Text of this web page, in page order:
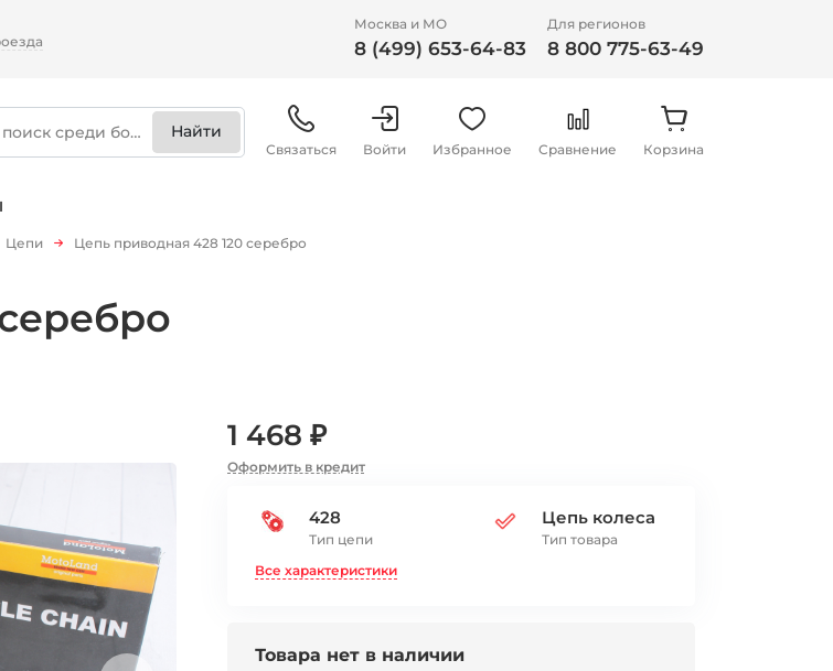
Москва и МО
8 (499) 653-64-83
Для регионов
8 800 775-63-49
Связаться Войти Избранное Сравнение Корзина
Цепи Цепь приводная 428 120 серебро
1 468 ₽
Оформить в кредит
428
Тип цепи
Цепь колеса
Тип товара
Все характеристики
Товара нет в наличии